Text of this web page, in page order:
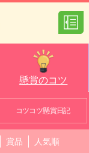
懸賞のコツ
コツコツ懸賞日記
賞品 人気順